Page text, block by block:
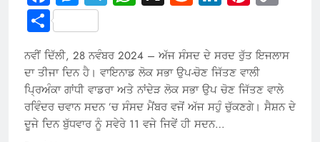
Share
ਨਵੀਂ ਦਿੱਲੀ, 28 ਨਵੰਬਰ 2024 – ਅੱਜ ਸੰਸਦ ਦੇ ਸਰਦ ਰੁੱਤ ਇਜਲਾਸ
ਦਾ ਤੀਜਾ ਦਿਨ ਹੈ। ਵਾਇਨਾਡ ਲੋਕ ਸਭਾ ਉਪ-ਚੋਣ ਜਿੱਤਣ ਵਾਲੀ
ਪ੍ਰਿਅੰਕਾ ਗਾਂਧੀ ਵਾਡਰਾ ਅਤੇ ਨਾਂਦੇੜ ਲੋਕ ਸਭਾ ਉਪ ਚੋਣ ਜਿੱਤਣ ਵਾਲੇ
ਰਵਿੰਦਰ ਚਵਾਨ ਸਦਨ ’ਚ ਸੰਸਦ ਮੈਂਬਰ ਵਜੋਂ ਅੱਜ ਸਹੁੰ ਚੁੱਕਣਗੇ। ਸੈਸ਼ਨ ਦੇ
ਦੂਜੇ ਦਿਨ ਬੁੱਧਵਾਰ ਨੂੰ ਸਵੇਰੇ 11 ਵਜੇ ਜਿਵੇਂ ਹੀ ਸਦਨ…